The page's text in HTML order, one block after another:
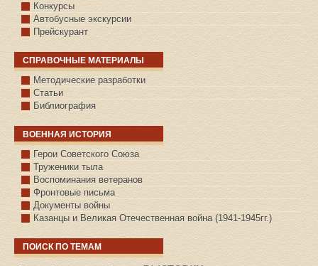
Конкурсы
Автобусные экскурсии
Прейскурант
СПРАВОЧНЫЕ МАТЕРИАЛЫ
Методические разработки
Статьи
Библиография
ВОЕННАЯ ИСТОРИЯ
С.КАЗАНСКОЕ
Герои Советского Союза
Труженики тыла
Воспоминания ветеранов
Фронтовые письма
Документы войны
Казанцы и Великая Отечественная война (1941-1945гг.)
ПОИСК ПО ТЕМАМ